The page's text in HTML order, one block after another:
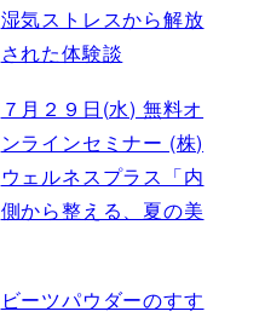
湿気ストレスから解放
された体験談
７月２９日(水) 無料オ
ンラインセミナー (株)
ウェルネスプラス「内
側から整える、夏の美
ビーツパウダーのすす